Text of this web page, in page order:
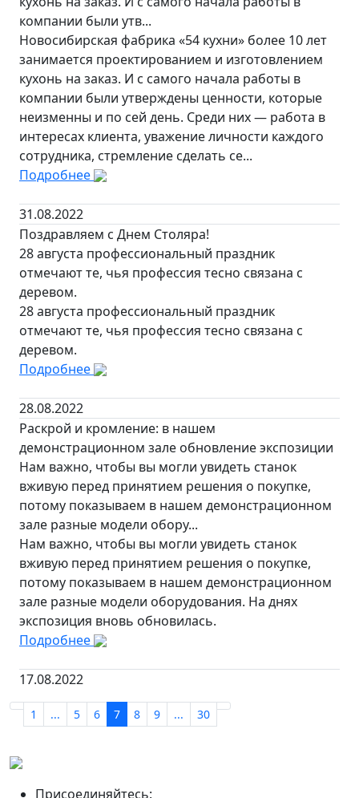
компании были утв...
Новосибирская фабрика «54 кухни» более 10 лет
занимается проектированием и изготовлением
кухонь на заказ. И с самого начала работы в
компании были утверждены ценности, которые
неизменны и по сей день. Среди них — работа в
интересах клиента, уважение личности каждого
сотрудника, стремление сделать се...
Подробнее
31.08.2022
Поздравляем с Днем Столяра!
28 августа профессиональный праздник
отмечают те, чья профессия тесно связана с
деревом.
28 августа профессиональный праздник
отмечают те, чья профессия тесно связана с
деревом.
Подробнее
28.08.2022
Раскрой и кромление: в нашем
демонстрационном зале обновление экспозиции
Нам важно, чтобы вы могли увидеть станок
вживую перед принятием решения о покупке,
потому показываем в нашем демонстрационном
зале разные модели обору...
Нам важно, чтобы вы могли увидеть станок
вживую перед принятием решения о покупке,
потому показываем в нашем демонстрационном
зале разные модели оборудования. На днях
экспозиция вновь обновилась.
Подробнее
17.08.2022
1 ... 5 6 7 8 9 ... 30
Присоединяйтесь: